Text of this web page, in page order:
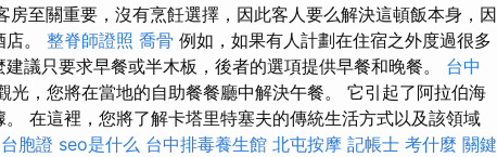
房至關重要，沒有烹飪選擇，因此客人要么解決這頓飯本身，因
。 整脊師證照 喬骨 例如，如果有人計劃在住宿之外度過很多
議只要求早餐或半木板，後者的選項提供早餐和晚餐。 台中
光，您將在當地的自助餐餐廳中解決午餐。 它引起了阿拉伯海
在這裡，您將了解卡塔里特塞夫的傳統生活方式以及該領域
胞證 seo是什么 台中排毒養生館 北屯按摩 記帳士 考什麼 關鍵